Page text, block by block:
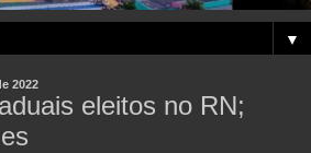
▼
2022
eleitos no RN;